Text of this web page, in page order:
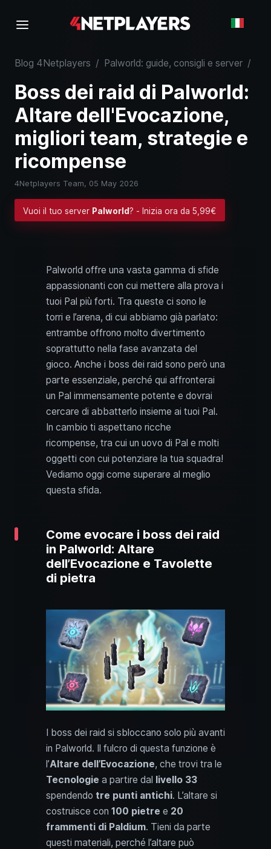
Blog 4Netplayers / Palworld: guide, consigli e server /
Boss dei raid di Palworld:
Altare dell'Evocazione,
migliori team, strategie e
ricompense
4Netplayers Team, 05 May 2026
Vuoi il tuo server Palworld? - Inizia ora da 5,99€
Palworld offre una vasta gamma di sfide
appassionanti con cui mettere alla prova i
tuoi Pal più forti. Tra queste ci sono le
torri e l’arena, di cui abbiamo già parlato:
entrambe offrono molto divertimento
soprattutto nella fase avanzata del
gioco. Anche i boss dei raid sono però una
parte essenziale, perché qui affronterai
un Pal immensamente potente e dovrai
cercare di abbatterlo insieme ai tuoi Pal.
In cambio ti aspettano ricche
ricompense, tra cui un uovo di Pal e molti
oggetti con cui potenziare la tua squadra!
Vediamo oggi come superare al meglio
questa sfida.
Come evocare i boss dei raid
in Palworld: Altare
dell’Evocazione e Tavolette
di pietra
I boss dei raid si sbloccano solo più avanti
in Palworld. Il fulcro di questa funzione è
l’Altare dell’Evocazione, che trovi tra le
Tecnologie a partire dal livello 33
spendendo tre punti antichi. L’altare si
costruisce con 100 pietre e 20
frammenti di Paldium. Tieni da parte
questi materiali, perché l’altare può